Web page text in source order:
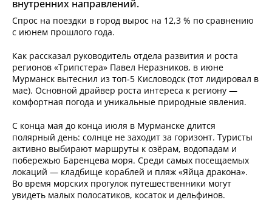
внутренних направлений.
Спрос на поездки в город вырос на 12,3 % по сравнению
с июнем прошлого года.
Как рассказал руководитель отдела развития и роста
регионов «Трипстера» Павел Неразников, в июне
Мурманск вытеснил из топ‑5 Кисловодск (тот лидировал в
мае). Основной драйвер роста интереса к региону —
комфортная погода и уникальные природные явления.
С конца мая до конца июля в Мурманске длится
полярный день: солнце не заходит за горизонт. Туристы
активно выбирают маршруты к озёрам, водопадам и
побережью Баренцева моря. Среди самых посещаемых
локаций — кладбище кораблей и пляж «Яйца дракона».
Во время морских прогулок путешественники могут
увидеть малых полосатиков, косаток и дельфинов.